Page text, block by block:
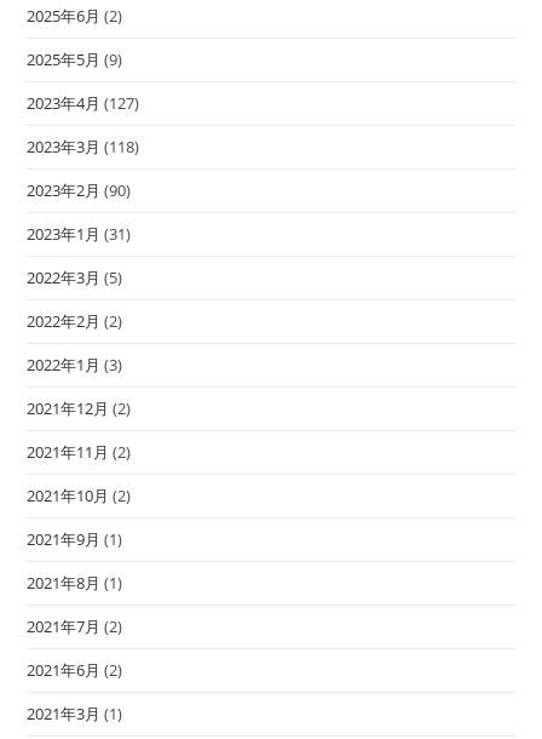
2025年6月 (2)
2025年5月 (9)
2023年4月 (127)
2023年3月 (118)
2023年2月 (90)
2023年1月 (31)
2022年3月 (5)
2022年2月 (2)
2022年1月 (3)
2021年12月 (2)
2021年11月 (2)
2021年10月 (2)
2021年9月 (1)
2021年8月 (1)
2021年7月 (2)
2021年6月 (2)
2021年3月 (1)